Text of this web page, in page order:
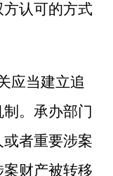
方认可的方式
当建立追
。承办部门
者重要涉案
财产被转移